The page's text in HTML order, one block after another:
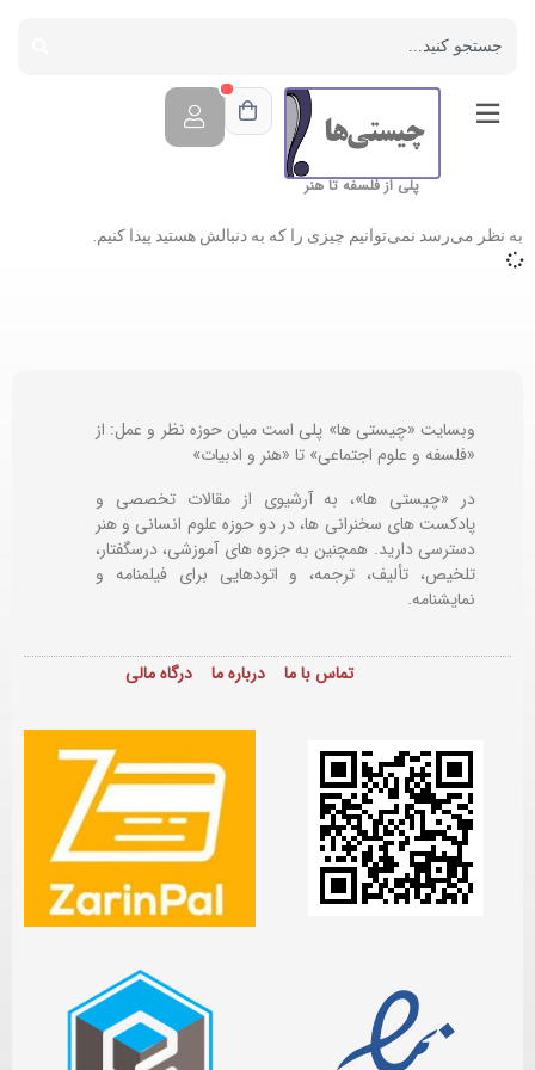
پلی از فلسفه تا هنر
به نظر می‌رسد نمی‌توانیم چیزی را که به دنبالش هستید پیدا کنیم.
وبسایت «چیستی ها» پلی است میان حوزه نظر و عمل: از
«فلسفه و علوم اجتماعی» تا «هنر و ادبیات»
در «چیستی ها»، به آرشیوی از مقالات تخصصی و
پادکست های سخنرانی ها، در دو حوزه علوم انسانی و هنر
دسترسی دارید. همچنین به جزوه های آموزشی، درسگفتار،
تلخیص، تألیف، ترجمه، و اتودهایی برایفیلمنامه و
نمایشنامه.
تماس با ما درباره ما درگاه مالی